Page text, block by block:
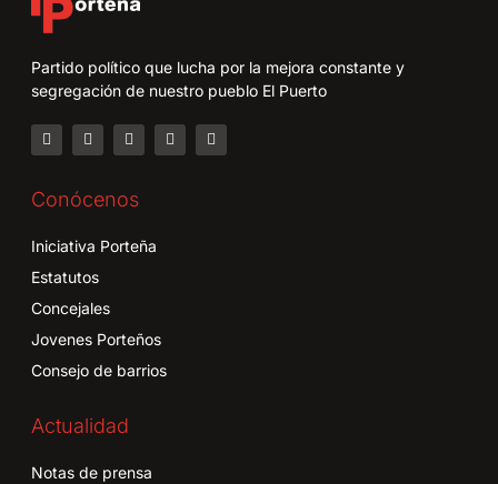
Partido político que lucha por la mejora constante y
segregación de nuestro pueblo El Puerto
Conócenos
Iniciativa Porteña
Estatutos
Concejales
Jovenes Porteños
Consejo de barrios
Actualidad
Notas de prensa